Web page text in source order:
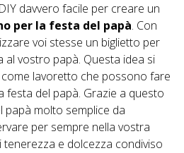
davvero facile per creare un
per la festa del papà. Con
voi stesse un biglietto per
al vostro papà. Questa idea si
lavoretto che possono fare
festa del papà. Grazie a questo
papà molto semplice da
per sempre nella vostra
e dolcezza condiviso